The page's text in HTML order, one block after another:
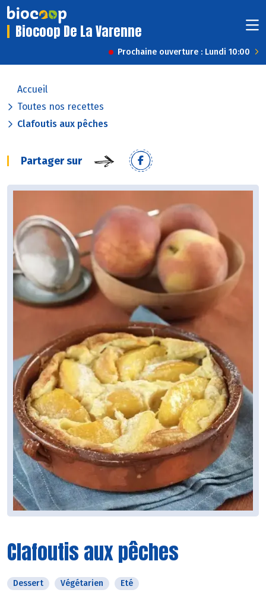
Biocoop De La Varenne
Prochaine ouverture : Lundi 10:00
Accueil
Toutes nos recettes
Clafoutis aux pêches
Partager sur
Clafoutis aux pêches
Dessert Végétarien Eté